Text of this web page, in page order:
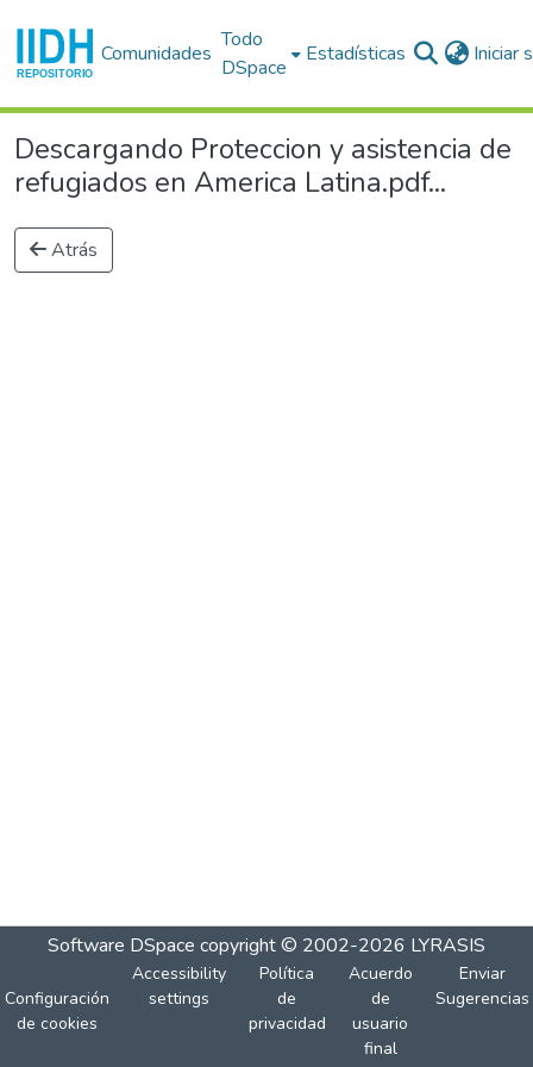
Comunidades
Todo
DSpace
Estadísticas Iniciar
Descargando Proteccion y asistencia de
refugiados en America Latina.pdf...
Atrás
Software DSpace copyright © 2002-2026 LYRASIS
Configuración
de cookies
Accessibility
settings
Política
de
privacidad
Acuerdo
de
usuario
final
Enviar
Sugerencias